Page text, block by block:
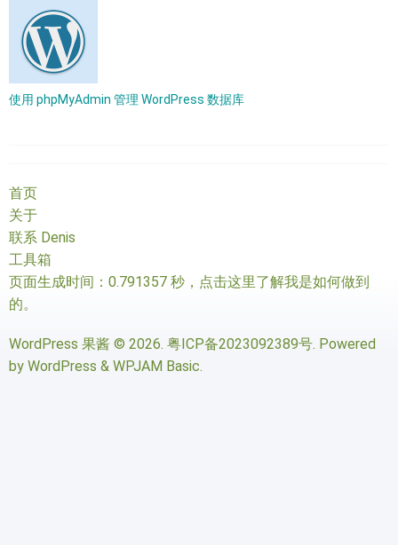
使用 phpMyAdmin 管理 WordPress 数据库
首页
关于
联系 Denis
工具箱
页面生成时间：0.791357 秒， 点击这里了解我是如何做到
的。
WordPress 果酱 © 2026. 粤ICP备2023092389号. Powered
by WordPress & WPJAM Basic.